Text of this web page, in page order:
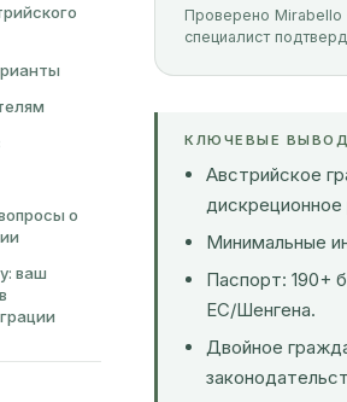
о
ваш
Проверено Mirabello
специалист
КЛЮЧЕВЫЕ
Австрийское
Минимальные
Паспорт: 190+
ЕС/Шенгена.
Двойное